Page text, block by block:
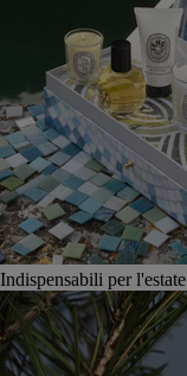
Indispensabili per l'estate